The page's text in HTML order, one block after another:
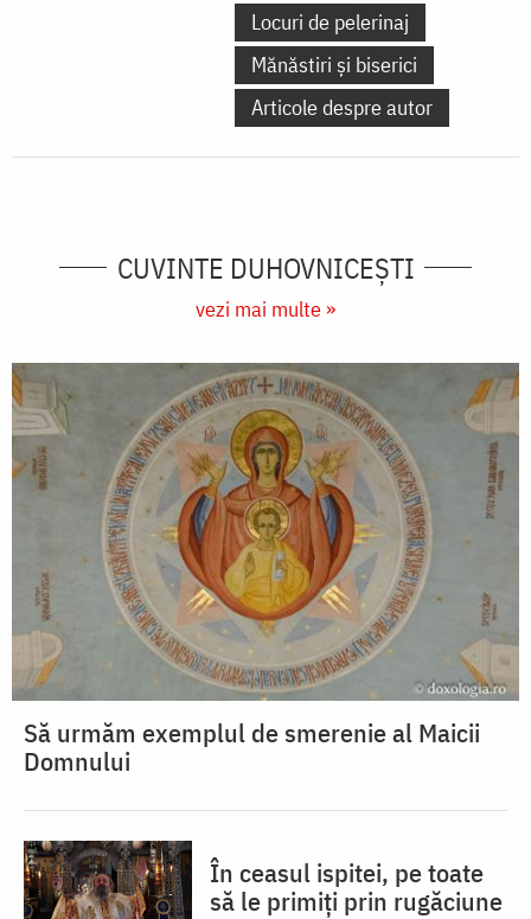
Locuri de pelerinaj
Mănăstiri și biserici
Articole despre autor
CUVINTE DUHOVNICEȘTI
vezi mai multe »
Să urmăm exemplul de smerenie al Maicii
Domnului
În ceasul ispitei, pe toate
să le primiți prin rugăciune